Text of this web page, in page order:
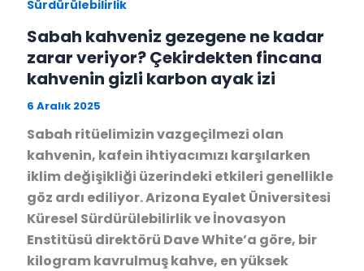
Sürdürülebilirlik
Sabah kahveniz gezegene ne kadar
zarar veriyor? Çekirdekten fincana
kahvenin gizli karbon ayak izi
6 Aralık 2025
Sabah ritüelimizin vazgeçilmezi olan
kahvenin, kafein ihtiyacımızı karşılarken
iklim değişikliği üzerindeki etkileri genellikle
göz ardı ediliyor. Arizona Eyalet Üniversitesi
Küresel Sürdürülebilirlik ve İnovasyon
Enstitüsü direktörü Dave White’a göre, bir
kilogram kavrulmuş kahve, en yüksek